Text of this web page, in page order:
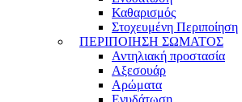
Καθαρισμός
Στοχευμένη Περιποίηση
ΠΕΡΙΠΟΙΗΣΗ ΣΩΜΑΤΟΣ
Αντηλιακή προστασία
Αξεσουάρ
Αρώματα
Ενυδάτωση